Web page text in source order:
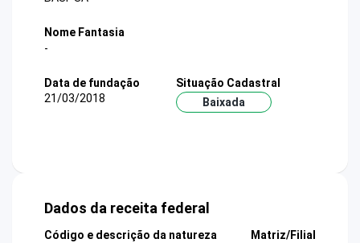
Nome Fantasia
-
Data de fundação
21/03/2018
Situação Cadastral
Baixada
Dados da receita federal
Código e descrição da natureza
Matriz/Filial